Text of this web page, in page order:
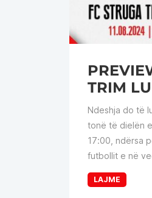
TRIM
Ndeshja do të
tonë të dielën
17:00, ndërsa
futbollit e në
LAJME